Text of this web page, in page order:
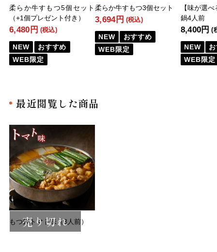
柔らか牛すもつ5個セット
（+1個プレゼント付き）
6,480円 (税込)
NEW
おすすめ
WEB限定
柔らか牛すもつ3個セット
3,694円 (税込)
NEW
おすすめ
WEB限定
【味が選
鍋4人前
8,400円 (
NEW
WEB限定
最近閲覧した商品
売り切れ
もつ鍋トマト味（3人前）